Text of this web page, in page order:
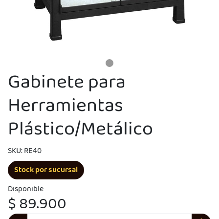
correo y
por
Gabinete para
Herramientas
Plástico/Metálico
SKU: RE40
Stock por sucursal
Disponible
$ 89.900